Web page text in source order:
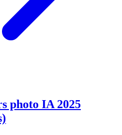
photo IA 2025